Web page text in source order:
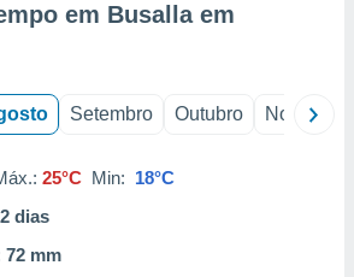
em Busalla em
Setembro Outubro Novembro
25°C Min: 18°C
dias
72 mm